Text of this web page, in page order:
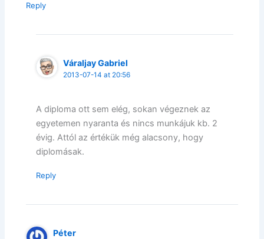
Reply
Váraljay Gabriel
2013-07-14 at 20:56
A diploma ott sem elég, sokan végeznek az
egyetemen nyaranta és nincs munkájuk kb. 2
évig. Attól az értékük még alacsony, hogy
diplomásak.
Reply
Péter